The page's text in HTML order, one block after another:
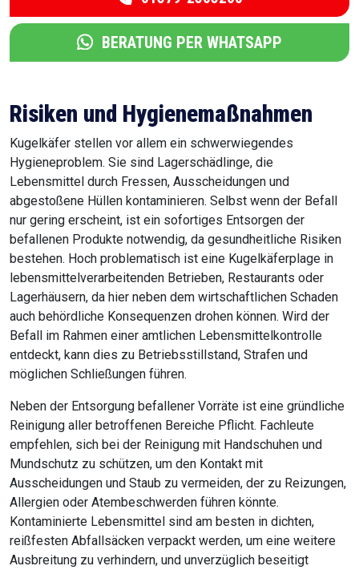
BERATUNG PER WHATSAPP
Risiken und Hygienemaßnahmen
Kugelkäfer stellen vor allem ein schwerwiegendes
Hygieneproblem. Sie sind Lagerschädlinge, die
Lebensmittel durch Fressen, Ausscheidungen und
abgestoßene Hüllen kontaminieren. Selbst wenn der Befall
nur gering erscheint, ist ein sofortiges Entsorgen der
befallenen Produkte notwendig, da gesundheitliche Risiken
bestehen. Hoch problematisch ist eine Kugelkäferplage in
lebensmittelverarbeitenden Betrieben, Restaurants oder
Lagerhäusern, da hier neben dem wirtschaftlichen Schaden
auch behördliche Konsequenzen drohen können. Wird der
Befall im Rahmen einer amtlichen Lebensmittelkontrolle
entdeckt, kann dies zu Betriebsstillstand, Strafen und
möglichen Schließungen führen.
Neben der Entsorgung befallener Vorräte ist eine gründliche
Reinigung aller betroffenen Bereiche Pflicht. Fachleute
empfehlen, sich bei der Reinigung mit Handschuhen und
Mundschutz zu schützen, um den Kontakt mit
Ausscheidungen und Staub zu vermeiden, der zu Reizungen,
Allergien oder Atembeschwerden führen könnte.
Kontaminierte Lebensmittel sind am besten in dichten,
reißfesten Abfallsäcken verpackt werden, um eine weitere
Ausbreitung zu verhindern, und unverzüglich beseitigt